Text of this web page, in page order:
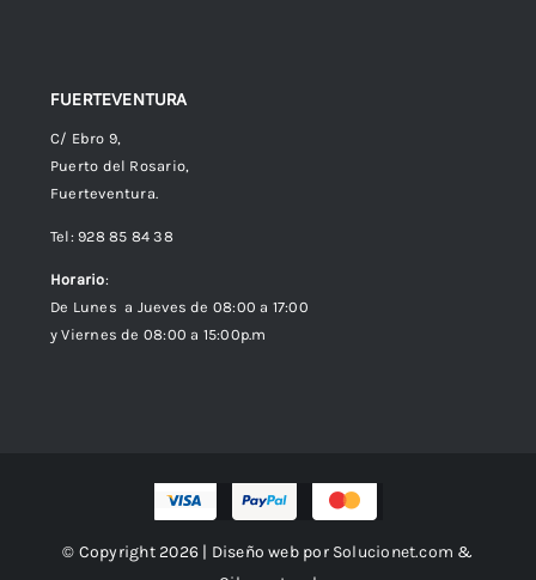
FUERTEVENTURA
C/ Ebro 9,
Puerto del Rosario,
Fuerteventura.
Tel: 928 85 84 38
Horario:
De Lunes a Jueves de 08:00 a 17:00
y Viernes de 08:00 a 15:00p.m
© Copyright 2026 | Diseño web por Solucionet.com &